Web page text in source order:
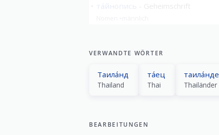
та́йнопись
VERWANDTE WÖRTER
Таила́нд
Thailand
та́ец
Thai Thailänder
BEARBEITUNGEN